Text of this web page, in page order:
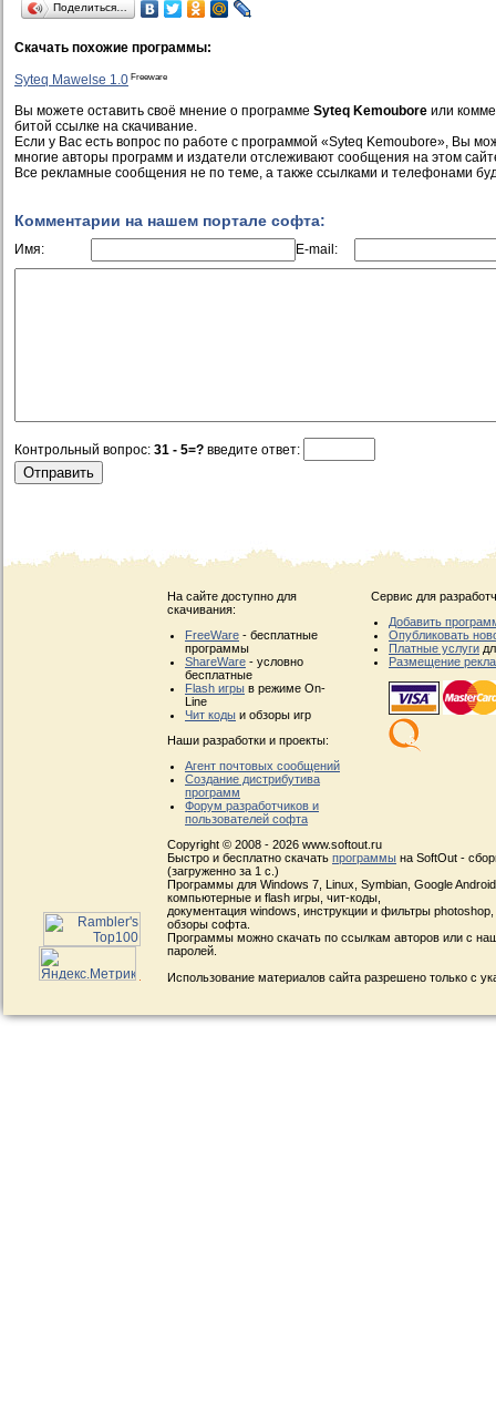
Поделиться…
Скачать похожие программы:
Syteq Mawelse 1.0 Freeware
Вы можете оставить своё мнение о программе Syteq Kemoubore или
битой ссылке на скачивание.
Если у Вас есть вопрос по работе с программой «Syteq Kemoubore», Вы
многие авторы программ и издатели отслеживают сообщения на этом
Все рекламные сообщения не по теме, а также ссылками и телефонами
Комментарии на нашем портале софта:
Имя: E-mail:
Контрольный вопрос: 31 - 5=? введите ответ:
На сайте доступно для
скачивания:
FreeWare - бесплатные
программы
ShareWare - условно
бесплатные
Flash игры в режиме On-
Line
Чит коды и обзоры игр
Наши разработки и проекты:
Агент почтовых сообщений
Создание дистрибутива
программ
Форум разработчиков и
пользователей софта
Сервис для
Добавить
Опубликовать
Платные услуги
Размещение
Copyright © 2008 - 2026 www.softout.ru
Быстро и бесплатно скачать программы на SoftOut -
(загруженно за 1 с.)
Программы для Windows 7, Linux, Symbian, Google
компьютерные и flash игры, чит-коды,
документация windows, инструкции и фильтры
обзоры софта.
Программы можно скачать по ссылкам авторов или с
паролей.
Использование материалов сайта разрешено только с